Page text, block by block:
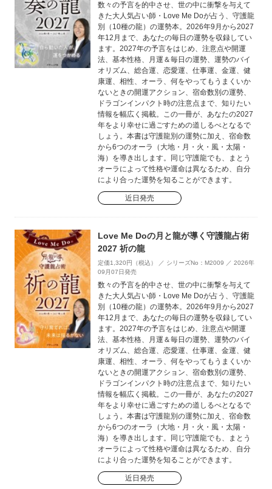
数々の予言を的中させ、世の中に衝撃を与えて
きた大人気占い師・Love Me Doが占う、守護龍
別（10種の龍）の運勢本。2026年9月から2027
年12月まで、あなたの毎日の運勢を収録してい
ます。2027年の予言をはじめ、注意点や開運
法、基本性格、月運＆毎日の運勢、運勢のバイ
オリズム、総合運、恋愛運、仕事運、金運、健
康運、相性、オーラ、何をやってもうまくいか
ないときの開運アクション、宿命数別の運勢、
ドラゴンインパクト時の注意点まで、知りたい
情報を幅広く掲載。この一冊が、あなたの2027
年をより幸せに過ごすための道しるべとなるで
しょう。本書は守護龍別の運勢に加え、宿命数
から6つのオーラ（大地・月・火・風・太陽・
海）を導き出します。同じ守護龍でも、まとう
オーラによって性格や運命は異なるため、自分
により合った運勢を知ることができます。
近日発売
Love Me Doの月と龍が導く守護龍占術
2027 祈の龍
定価1,320円（税込） ／ シリーズNo：M2009 ／ 2026年
09月07日発売
数々の予言を的中させ、世の中に衝撃を与えて
きた大人気占い師・Love Me Doが占う、守護龍
別（10種の龍）の運勢本。2026年9月から2027
年12月まで、あなたの毎日の運勢を収録してい
ます。2027年の予言をはじめ、注意点や開運
法、基本性格、月運＆毎日の運勢、運勢のバイ
オリズム、総合運、恋愛運、仕事運、金運、健
康運、相性、オーラ、何をやってもうまくいか
ないときの開運アクション、宿命数別の運勢、
ドラゴンインパクト時の注意点まで、知りたい
情報を幅広く掲載。この一冊が、あなたの2027
年をより幸せに過ごすための道しるべとなるで
しょう。本書は守護龍別の運勢に加え、宿命数
から6つのオーラ（大地・月・火・風・太陽・
海）を導き出します。同じ守護龍でも、まとう
オーラによって性格や運命は異なるため、自分
により合った運勢を知ることができます。
近日発売